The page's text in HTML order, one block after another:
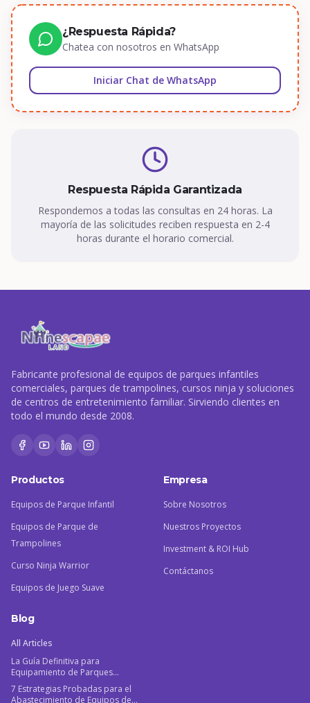
¿Respuesta Rápida?
Chatea con nosotros en WhatsApp
Iniciar Chat de WhatsApp
Respuesta Rápida Garantizada
Respondemos a todas las consultas en 24 horas. La
mayoría de las solicitudes reciben respuesta en 2-4
horas durante el horario comercial.
Fabricante profesional de equipos de parques infantiles
comerciales, parques de trampolines, cursos ninja y soluciones
de centros de entretenimiento familiar. Sirviendo clientes en
todo el mundo desde 2008.
Productos
Equipos de Parque Infantil
Equipos de Parque de
Trampolines
Curso Ninja Warrior
Equipos de Juego Suave
Empresa
Sobre Nosotros
Nuestros Proyectos
Investment & ROI Hub
Contáctanos
Blog
All Articles
La Guía Definitiva para
Equipamiento de Parques
Infantiles Interiores Comerciales
7 Estrategias Probadas para el
Abastecimiento de Equipos de